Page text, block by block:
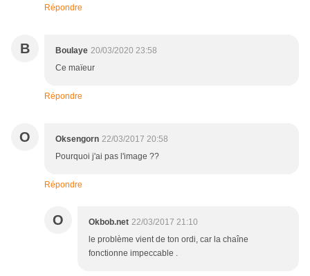
Répondre
B Boulaye 20/03/2020 23:58
Ce maïeur
Répondre
O Oksengorn 22/03/2017 20:58
Pourquoi j'ai pas l'image ??
Répondre
O Okbob.net 22/03/2017 21:10
le problème vient de ton ordi, car la chaîne
fonctionne impeccable .